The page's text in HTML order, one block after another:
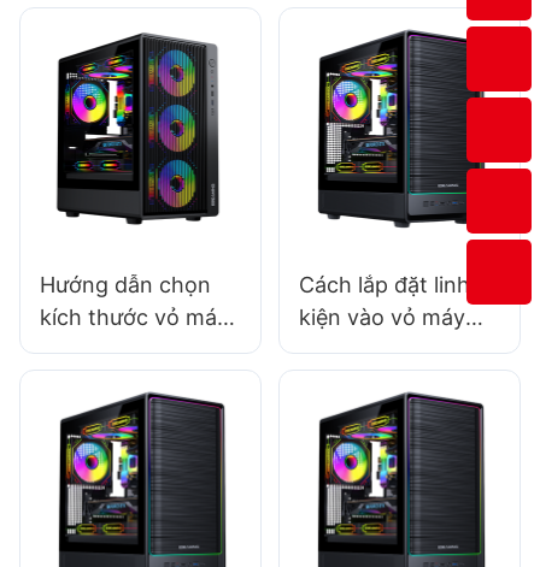
Hướng dẫn chọn
kích thước vỏ máy
tính phù hợp
Cách lắp đặt linh
kiện vào vỏ máy
tính chơi game:
bước